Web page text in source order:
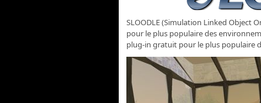
SLOODLE (Simulation Linked Object
pour le plus populaire des
plug-in gratuit pour le plus populaire